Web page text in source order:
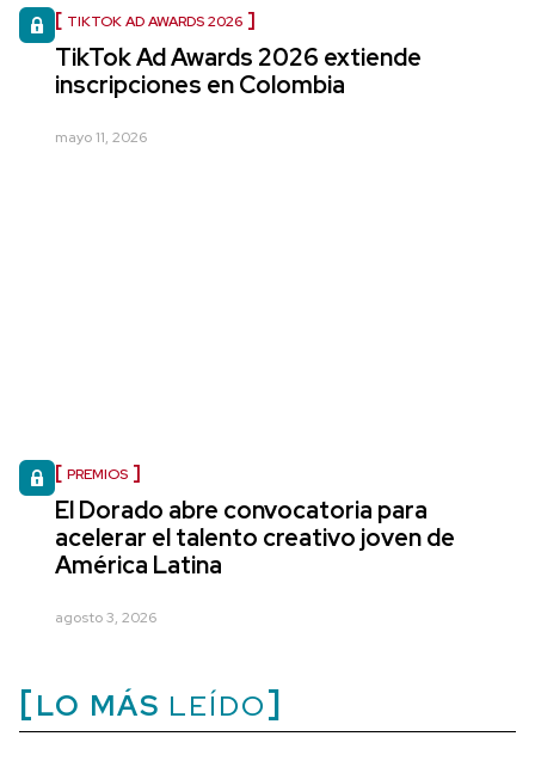
TIKTOK AD AWARDS 2026
TikTok Ad Awards 2026 extiende
inscripciones en Colombia
mayo 11, 2026
PREMIOS
El Dorado abre convocatoria para
acelerar el talento creativo joven de
América Latina
agosto 3, 2026
LO MÁS LEÍDO